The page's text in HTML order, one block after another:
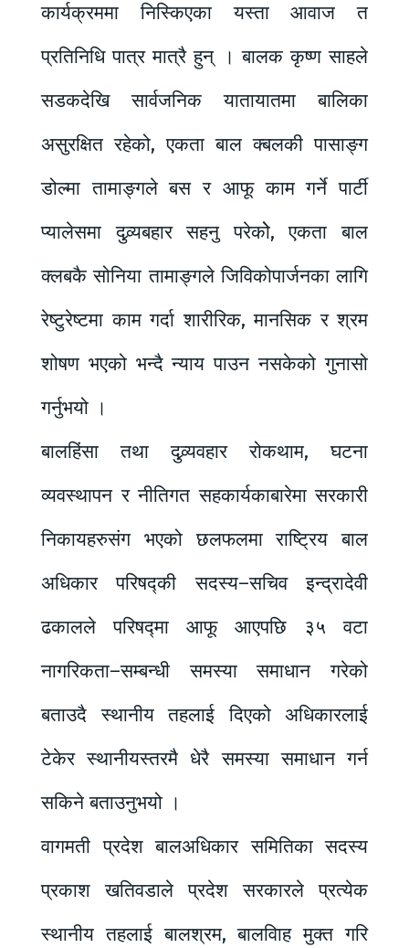
कार्यक्रममा निस्किएका यस्ता आवाज त
प्रतिनिधि पात्र मात्रै हुन् । बालक कृष्ण साहले
सडकदेखि सार्वजनिक यातायातमा बालिका
असुरक्षित रहेको, एकता बाल क्बलकी पासाङ्ग
डोल्मा तामाङ्गले बस र आफू काम गर्ने पार्टी
प्यालेसमा दुव्र्यबहार सहनु परेकोे, एकता बाल
क्लबकै सोनिया तामाङ्गले जिविकोपार्जनका लागि
रेष्टुरेष्टमा काम गर्दा शारीरिक, मानसिक र श्रम
शोषण भएको भन्दै न्याय पाउन नसकेको गुनासो
गर्नुभयो ।
बालहिंसा तथा दुव्र्यवहार रोकथाम, घटना
व्यवस्थापन र नीतिगत सहकार्यकाबारेमा सरकारी
निकायहरुसंग भएको छलफलमा राष्ट्रिय बाल
अधिकार परिषद्की सदस्य–सचिव इन्द्रादेवी
ढकालले परिषद्मा आफू आएपछि ३५ वटा
नागरिकता–सम्बन्धी समस्या समाधान गरेको
बताउदै स्थानीय तहलाई दिएको अधिकारलाई
टेकेर स्थानीयस्तरमै धेरै समस्या समाधान गर्न
सकिने बताउनुभयो ।
वागमती प्रदेश बालअधिकार समितिका सदस्य
प्रकाश खतिवडाले प्रदेश सरकारले प्रत्येक
स्थानीय तहलाई बालश्रम, बालविाह मुक्त गरि